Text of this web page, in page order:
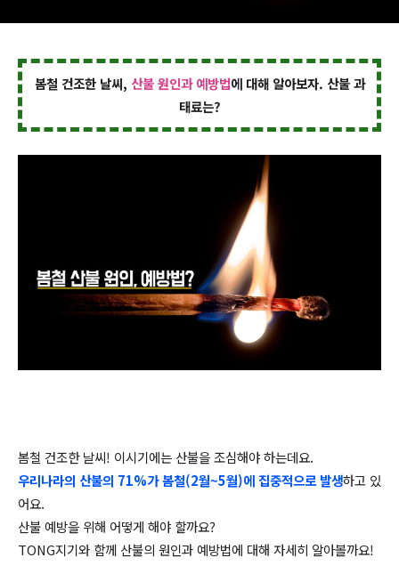
봄철 건조한 날씨, 산불 원인과 예방법에 대해 알아보자. 산불 과
태료는?
봄철 건조한 날씨! 이시기에는 산불을 조심해야 하는데요.
우리나라의 산불의 71%가 봄철(2월~5월)에 집중적으로 발생하고 있
어요.
산불 예방을 위해 어떻게 해야 할까요?
TONG지기와 함께 산불의 원인과 예방법에 대해 자세히 알아볼까요!